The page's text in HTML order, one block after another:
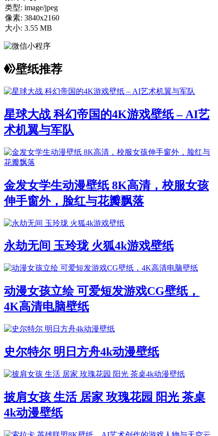
类型: image/jpeg
像素: 3840x2160
大小: 3.55 MB
壁纸推荐
星球大战 科幻帝国的4K游戏壁纸 – AI艺
术机翼与军队
金发女学生动漫壁纸 8K高清，校服女孩
伸手窗外，脸红与花瓣飘落
永劫无间 玉玲珑 火狐4k游戏壁纸
动漫女孩立绘 可爱短发游戏CG壁纸，
4K高清电脑壁纸
史尔特尔 明日方舟4k动漫壁纸
披肩女孩 生活 居家 玫瑰花园 阳光 茶桌
4k动漫壁纸